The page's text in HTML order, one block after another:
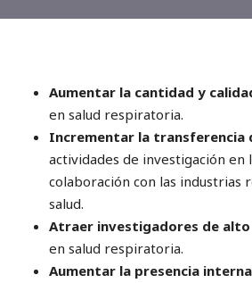
Aumentar la cantidad y
en salud respiratoria.
Incrementar la transferencia
actividades de investigación en
colaboración con las industrias
salud.
Atraer investigadores de alto
en salud respiratoria.
Aumentar la presencia